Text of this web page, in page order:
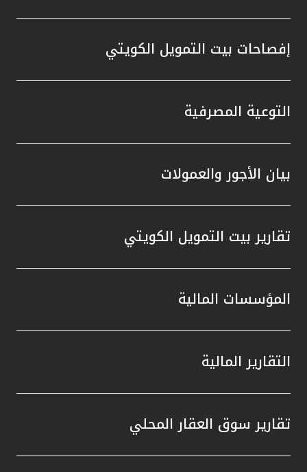
إفصاحات بيت التمويل الكويتي
التوعية المصرفية
بيان الأجور والعمولات
تقارير بيت التمويل الكويتي
المؤسسات المالية
التقارير المالية
تقارير سوق العقار المحلي